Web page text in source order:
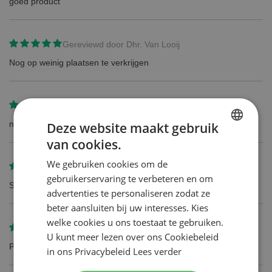
Gereviewd door Dhr. Van Looij
Nog op weinig plaatsen te verkrijgen
niet zo scherp als de oude gillette mesjes en dunner
Gereviewd door Chris De Jong
Snel en vertrouwd!
Gereviewd door M.E.
Prima mesjes
Deze website maakt gebruik
van cookies.
We gebruiken cookies om de
gebruikerservaring te verbeteren en om
advertenties te personaliseren zodat ze
beter aansluiten bij uw interesses. Kies
welke cookies u ons toestaat te gebruiken.
U kunt meer lezen over ons Cookiebeleid
in ons Privacybeleid Lees verder